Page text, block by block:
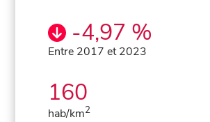
-4,97 %
Entre 2017 et 2023
160
hab/km2